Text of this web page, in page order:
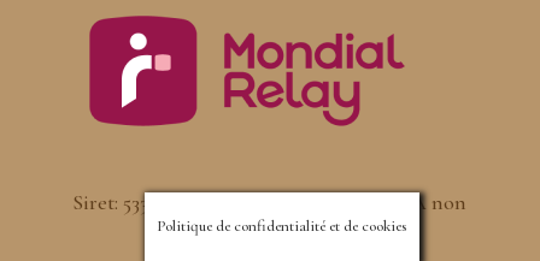
Siret: 533460119 – RCS St quentin – TVA non
Politique de confidentialité et de cookies